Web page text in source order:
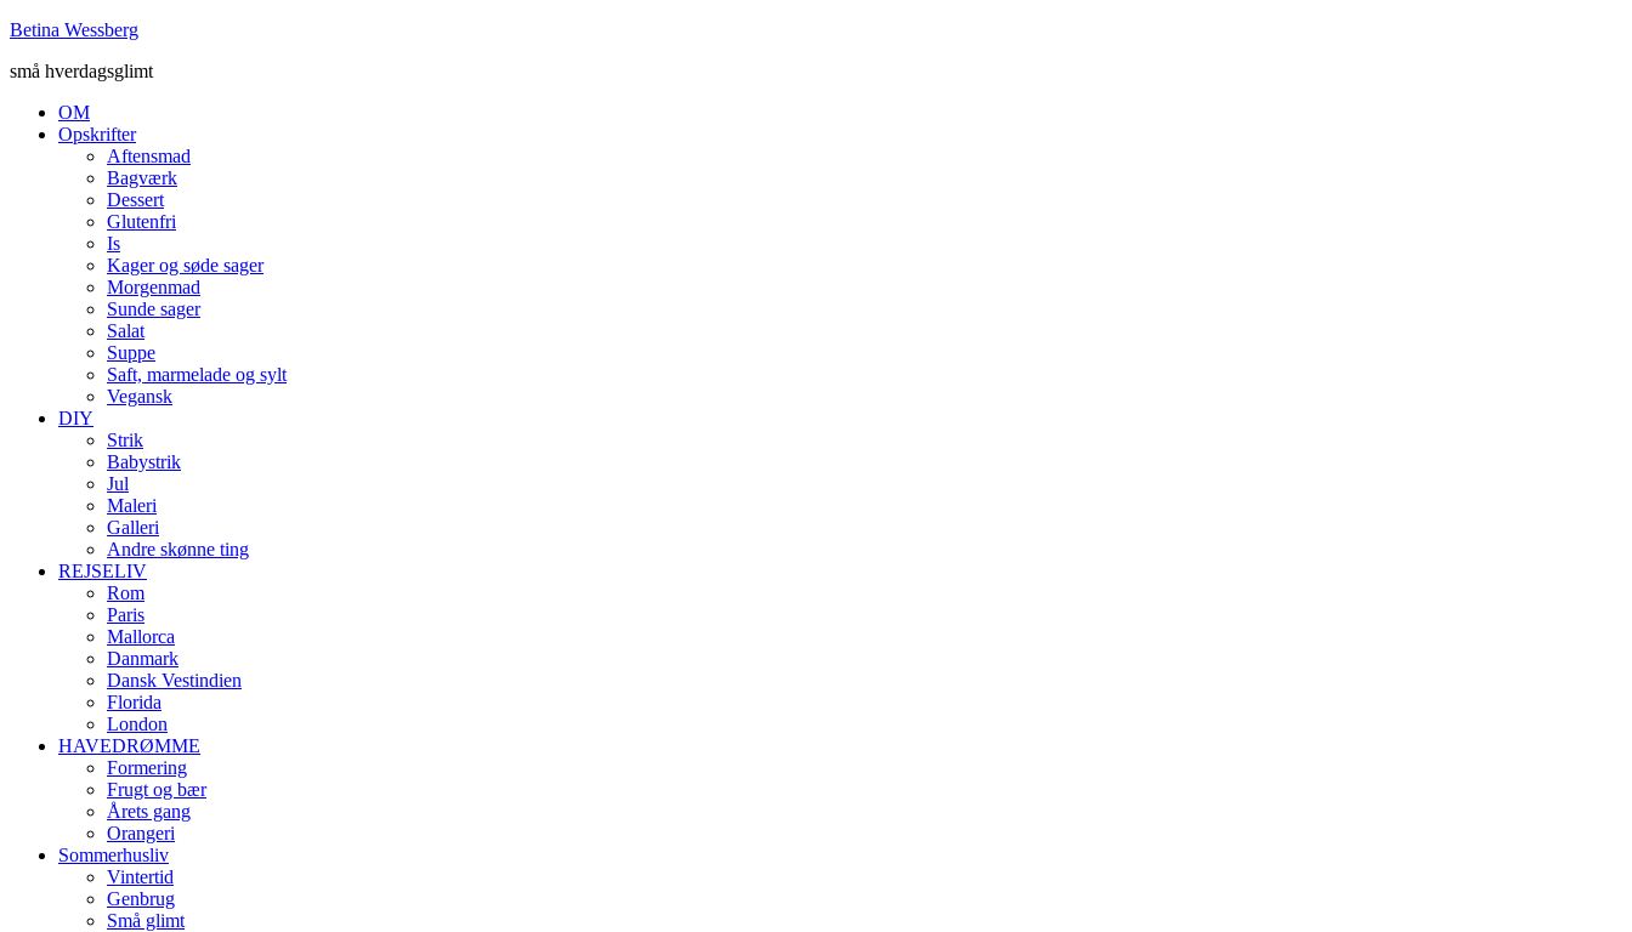
Betina Wessberg
små hverdagsglimt
OM
Opskrifter
Aftensmad
Bagværk
Dessert
Glutenfri
Is
Kager og søde sager
Morgenmad
Sunde sager
Salat
Suppe
Saft, marmelade og sylt
Vegansk
DIY
Strik
Babystrik
Jul
Maleri
Galleri
Andre skønne ting
REJSELIV
Rom
Paris
Mallorca
Danmark
Dansk Vestindien
Florida
London
HAVEDRØMME
Formering
Frugt og bær
Årets gang
Orangeri
Sommerhusliv
Vintertid
Genbrug
Små glimt